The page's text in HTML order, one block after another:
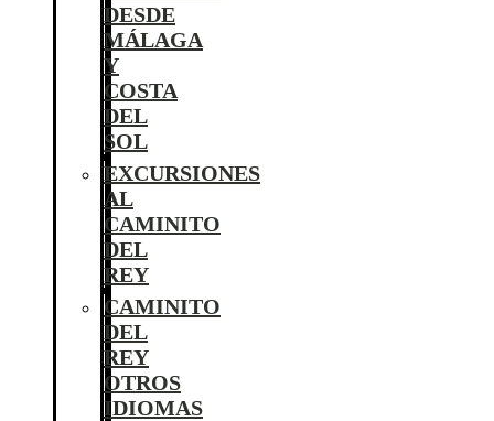
DESDE
MÁLAGA
Y
COSTA
DEL
SOL
EXCURSIONES
AL
CAMINITO
DEL
REY
CAMINITO
DEL
REY
OTROS
IDIOMAS